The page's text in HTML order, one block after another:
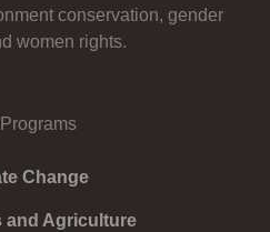
conservation, gender
women rights.
Change
and Agriculture